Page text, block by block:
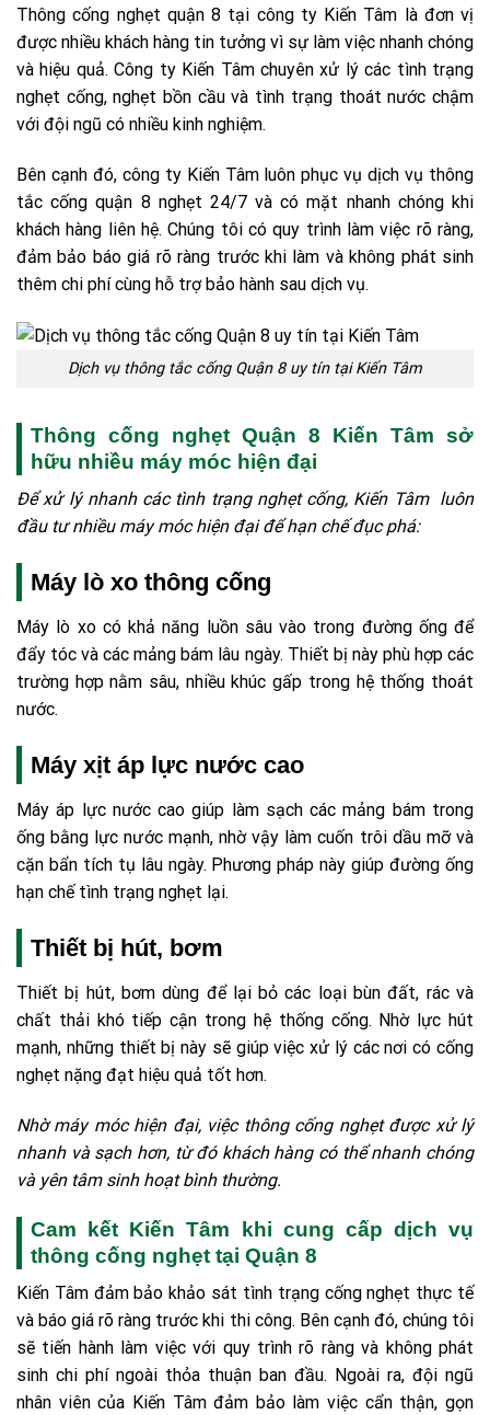
Thông cống nghẹt quận 8 tại công ty Kiến Tâm là đơn vị
được nhiều khách hàng tin tưởng vì sự làm việc nhanh chóng
và hiệu quả. Công ty Kiến Tâm chuyên xử lý các tình trạng
nghẹt cống, nghẹt bồn cầu và tình trạng thoát nước chậm
với đội ngũ có nhiều kinh nghiệm.
Bên cạnh đó, công ty Kiến Tâm luôn phục vụ dịch vụ thông
tắc cống quận 8 nghẹt 24/7 và có mặt nhanh chóng khi
khách hàng liên hệ. Chúng tôi có quy trình làm việc rõ ràng,
đảm bảo báo giá rõ ràng trước khi làm và không phát sinh
thêm chi phí cùng hỗ trợ bảo hành sau dịch vụ.
Dịch vụ thông tắc cống Quận 8 uy tín tại Kiến Tâm
Thông cống nghẹt Quận 8 Kiến Tâm sở
hữu nhiều máy móc hiện đại
Để xử lý nhanh các tình trạng nghẹt cống, Kiến Tâm luôn
đầu tư nhiều máy móc hiện đại để hạn chế đục phá:
Máy lò xo thông cống
Máy lò xo có khả năng luồn sâu vào trong đường ống để
đẩy tóc và các mảng bám lâu ngày. Thiết bị này phù hợp các
trường hợp nằm sâu, nhiều khúc gấp trong hệ thống thoát
nước.
Máy xịt áp lực nước cao
Máy áp lực nước cao giúp làm sạch các mảng bám trong
ống bằng lực nước mạnh, nhờ vậy làm cuốn trôi dầu mỡ và
cặn bẩn tích tụ lâu ngày. Phương pháp này giúp đường ống
hạn chế tình trạng nghẹt lại.
Thiết bị hút, bơm
Thiết bị hút, bơm dùng để lại bỏ các loại bùn đất, rác và
chất thải khó tiếp cận trong hệ thống cống. Nhờ lực hút
mạnh, những thiết bị này sẽ giúp việc xử lý các nơi có cống
nghẹt nặng đạt hiệu quả tốt hơn.
Nhờ máy móc hiện đại, việc thông cống nghẹt được xử lý
nhanh và sạch hơn, từ đó khách hàng có thể nhanh chóng
và yên tâm sinh hoạt bình thường.
Cam kết Kiến Tâm khi cung cấp dịch vụ
thông cống nghẹt tại Quận 8
Kiến Tâm đảm bảo khảo sát tình trạng cống nghẹt thực tế
và báo giá rõ ràng trước khi thi công. Bên cạnh đó, chúng tôi
sẽ tiến hành làm việc với quy trình rõ ràng và không phát
sinh chi phí ngoài thỏa thuận ban đầu. Ngoài ra, đội ngũ
nhân viên của Kiến Tâm đảm bảo làm việc cẩn thận, gọn